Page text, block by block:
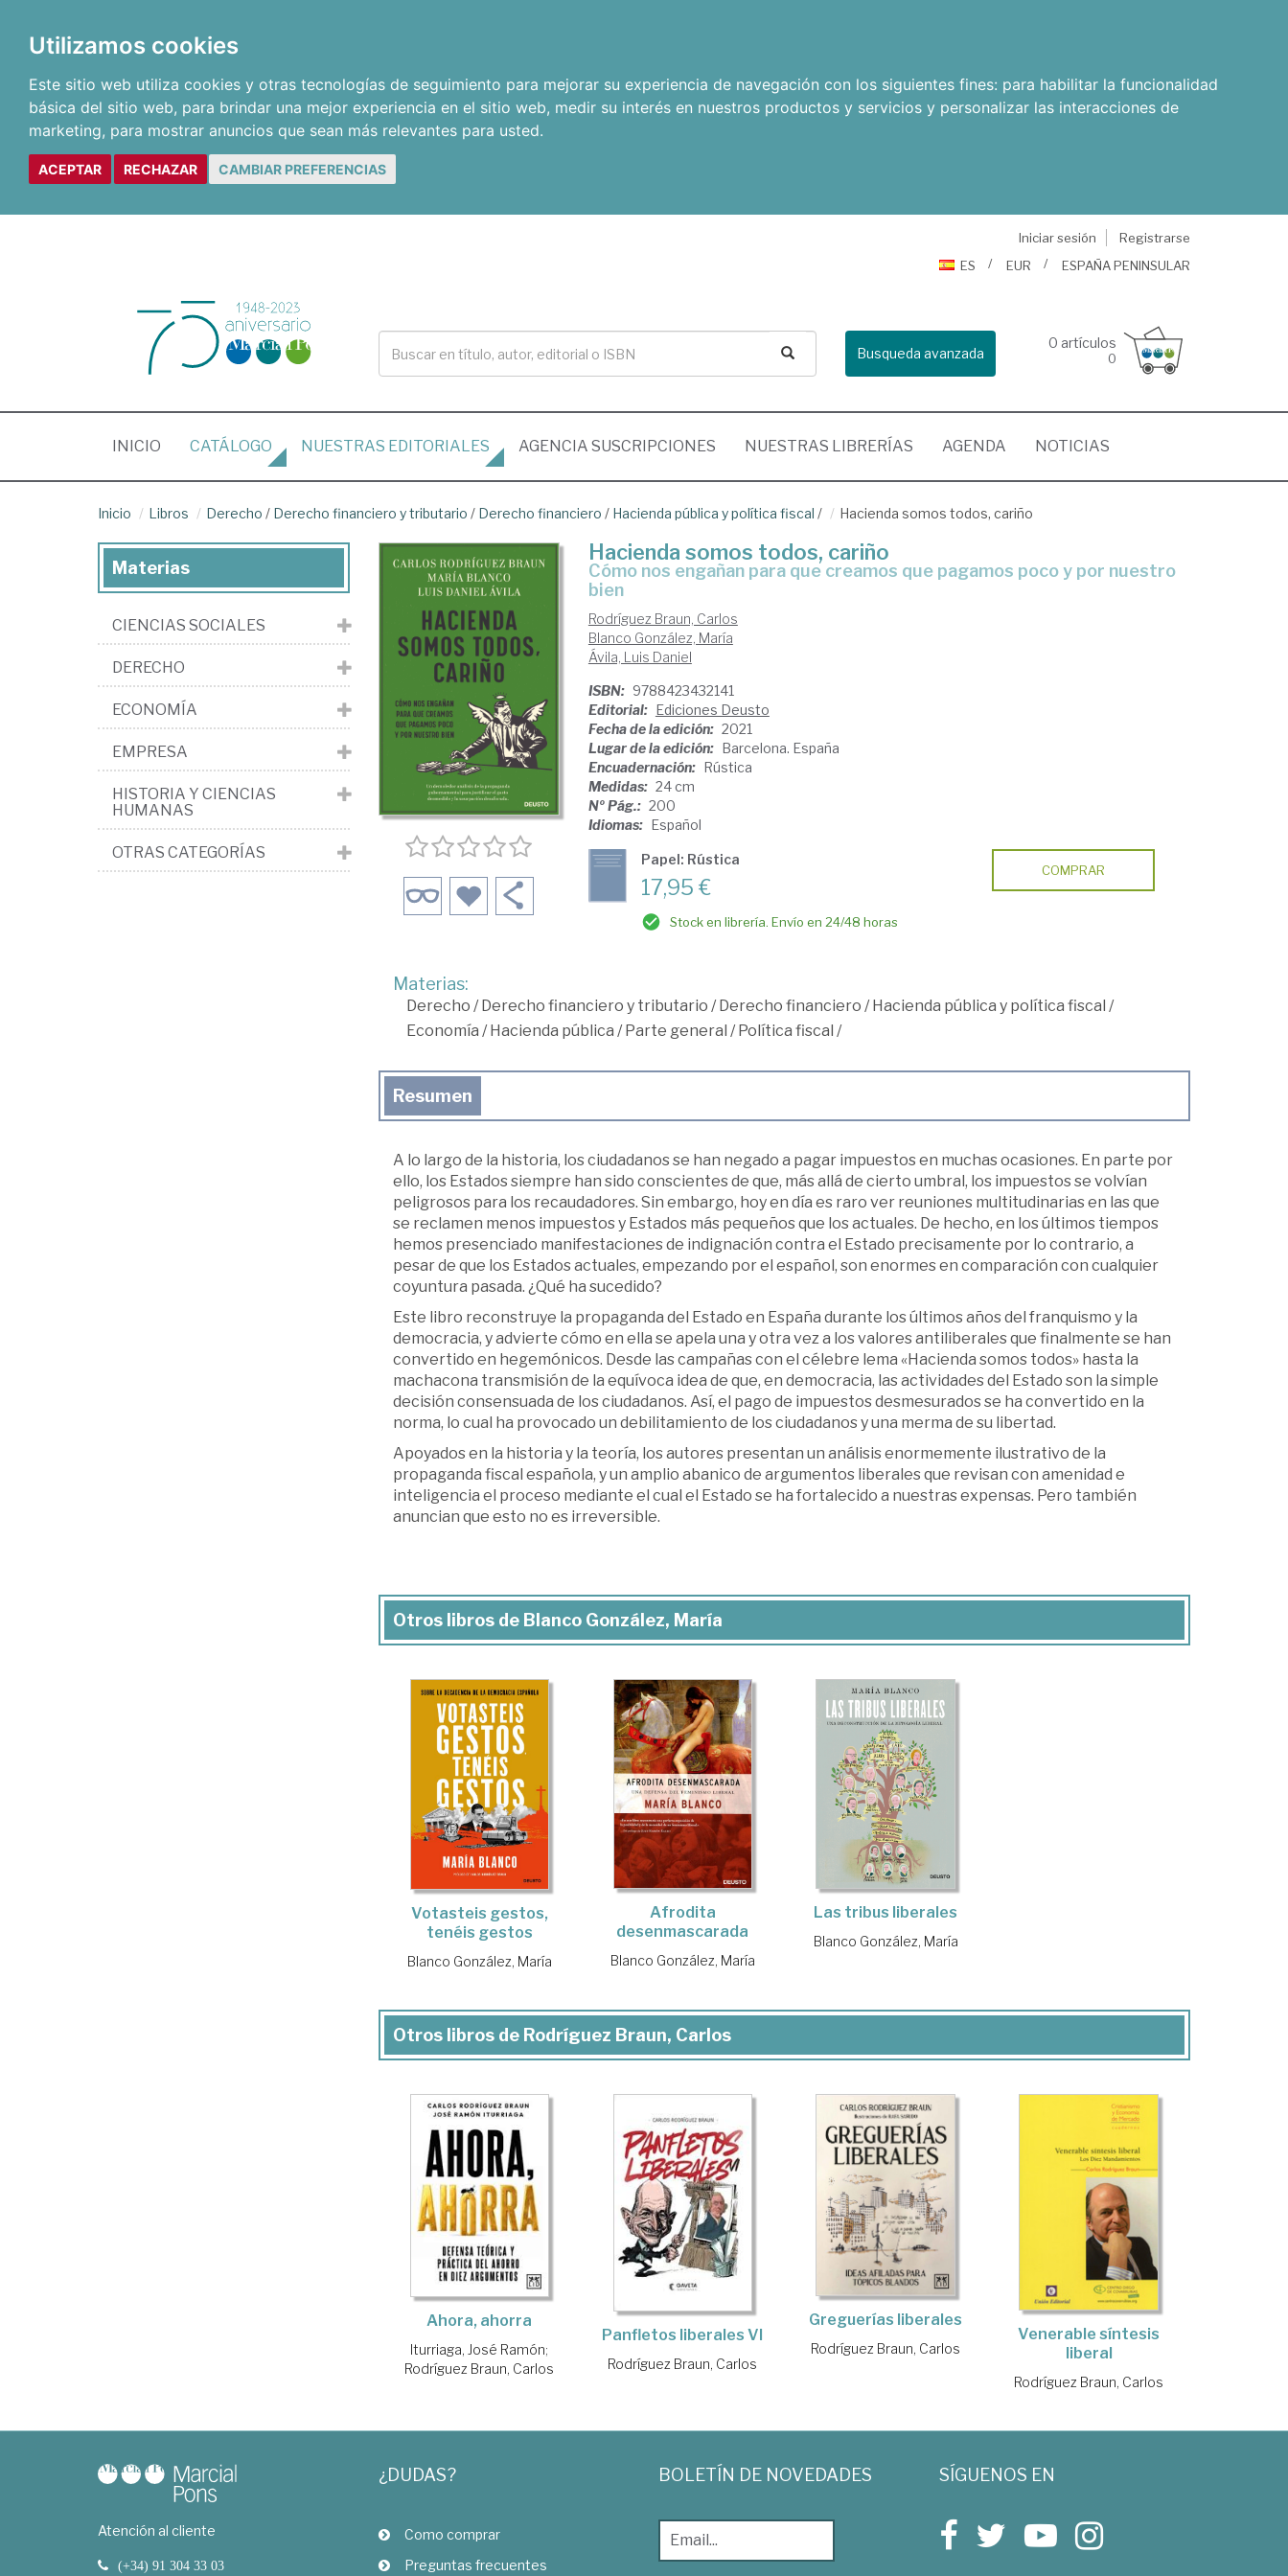
Utilizamos cookies
Este sitio web utiliza cookies y otras tecnologías de seguimiento para mejorar su experiencia de navegación con los siguientes fines: para habilitar la funcionalidad
básica del sitio web, para brindar una mejor experiencia en el sitio web, medir su interés en nuestros productos y servicios y personalizar las interacciones de
marketing, para mostrar anuncios que sean más relevantes para usted.
ACEPTAR RECHAZAR CAMBIAR PREFERENCIAS
Iniciar sesión
Registrarse
ES
EUR ESPAÑA PENINSULAR
Busqueda avanzada
0 artículos
0
INICIO (CURRENT)
CATÁLOGO NUESTRAS EDITORIALES AGENCIA SUSCRIPCIONES NUESTRAS LIBRERÍAS AGENDA NOTICIAS
Inicio Libros Derecho / Derecho financiero y tributario / Derecho financiero / Hacienda pública y política fiscal / Hacienda somos todos, cariño
Hacienda somos todos, cariño
Cómo nos engañan para que creamos que pagamos poco y por nuestro
bien
Rodríguez Braun, Carlos
Blanco González, María
Ávila, Luis Daniel
ISBN: 9788423432141
Editorial: Ediciones Deusto
Fecha de la edición: 2021
Lugar de la edición: Barcelona. España
Encuadernación: Rústica
Medidas: 24 cm
Nº Pág.: 200
Idiomas: Español
Papel: Rústica
17,95 €
Stock en librería. Envío en 24/48 horas
COMPRAR
Materias:
Derecho /Derecho financiero y tributario /Derecho financiero /Hacienda pública y política fiscal /
Economía /Hacienda pública /Parte general /Política fiscal /
Resumen
A lo largo de la historia, los ciudadanos se han negado a pagar impuestos en muchas ocasiones. En parte por
ello, los Estados siempre han sido conscientes de que, más allá de cierto umbral, los impuestos se volvían
peligrosos para los recaudadores. Sin embargo, hoy en día es raro ver reuniones multitudinarias en las que
se reclamen menos impuestos y Estados más pequeños que los actuales. De hecho, en los últimos tiempos
hemos presenciado manifestaciones de indignación contra el Estado precisamente por lo contrario, a
pesar de que los Estados actuales, empezando por el español, son enormes en comparación con cualquier
coyuntura pasada. ¿Qué ha sucedido?
Este libro reconstruye la propaganda del Estado en España durante los últimos años del franquismo y la
democracia, y advierte cómo en ella se apela una y otra vez a los valores antiliberales que finalmente se han
convertido en hegemónicos. Desde las campañas con el célebre lema «Hacienda somos todos» hasta la
machacona transmisión de la equívoca idea de que, en democracia, las actividades del Estado son la simple
decisión consensuada de los ciudadanos. Así, el pago de impuestos desmesurados se ha convertido en la
norma, lo cual ha provocado un debilitamiento de los ciudadanos y una merma de su libertad.
Apoyados en la historia y la teoría, los autores presentan un análisis enormemente ilustrativo de la
propaganda fiscal española, y un amplio abanico de argumentos liberales que revisan con amenidad e
inteligencia el proceso mediante el cual el Estado se ha fortalecido a nuestras expensas. Pero también
anuncian que esto no es irreversible.
Otros libros de Blanco González, María
Votasteis gestos,
tenéis gestos
Blanco González, María
Afrodita
desenmascarada
Blanco González, María
Las tribus liberales
Blanco González, María
Otros libros de Rodríguez Braun, Carlos
Ahora, ahorra
Iturriaga, José Ramón;
Rodríguez Braun, Carlos
Panfletos liberales VI
Rodríguez Braun, Carlos
Greguerías liberales
Rodríguez Braun, Carlos
Venerable síntesis
liberal
Rodríguez Braun, Carlos
Materias
CIENCIAS SOCIALES
DERECHO
ECONOMÍA
EMPRESA
HISTORIA Y CIENCIAS
HUMANAS
OTRAS CATEGORÍAS
Atención al cliente
(+34) 91 304 33 03
¿DUDAS?
Como comprar
Preguntas frecuentes
BOLETÍN DE NOVEDADES SÍGUENOS EN